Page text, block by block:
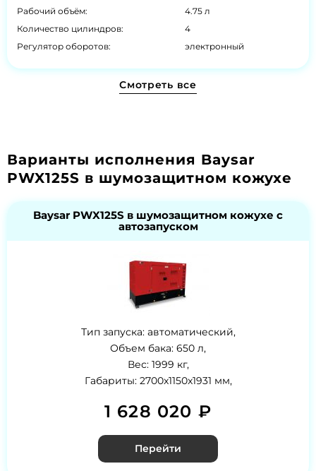
Рабочий объём:
4.75 л
Количество цилиндров:
4
Регулятор оборотов:
электронный
Смотреть все
Варианты исполнения Baysar
PWX125S в шумозащитном кожухе
Baysar PWX125S в шумозащитном кожухе с
автозапуском
Тип запуска: автоматический,
Объем бака: 650 л,
Вес: 1999 кг,
Габариты: 2700x1150x1931 мм,
1 628 020 ₽
Перейти